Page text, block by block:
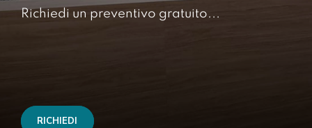
Richiedi un preventivo gratuito...
RICHIEDI